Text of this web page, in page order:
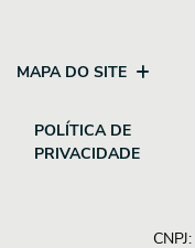
MAPA DO SITE
POLÍTICA DE
PRIVACIDADE